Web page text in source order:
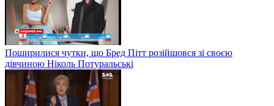
Поширилися чутки, що Бред Пітт розійшовся зі своєю
дівчиною Ніколь Потуральські